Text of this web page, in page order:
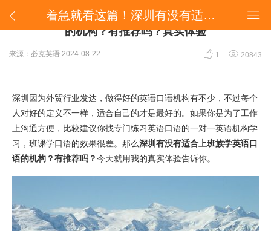
 
​着急就看这篇！深圳有没有适合上班族学英语口语的机构？有推荐吗？真实体验
​着急就看这篇！深圳有没有适合上班族学英语口语
的机构？有推荐吗？真实体验
来源：必克英语 2024-08-22  1  20843
深圳因为外贸行业发达，做得好的英语口语机构有不少，不过每个
人对好的定义不一样，适合自己的才是最好的。如果你是为了工作
上沟通方便，比较建议你找专门练习英语口语的一对一英语机构学
习，班课学口语的效果很差。那么深圳有没有适合上班族学英语口
语的机构？有推荐吗？今天就用我的真实体验告诉你。